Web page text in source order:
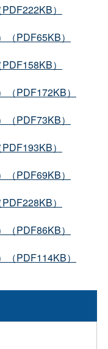
）
PDF65KB）
）
PDF172KB）
PDF73KB）
）
PDF69KB）
）
PDF86KB）
PDF114KB）